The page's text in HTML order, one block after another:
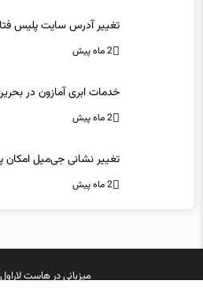
تغییر آدرس سایت پلیس فتا
2 ماه پیش
خدمات ابری آمازون در
2 ماه پیش
تغییر نشانی جی‌میل امکان
2 ماه پیش
میزبانی درهاست لاراول